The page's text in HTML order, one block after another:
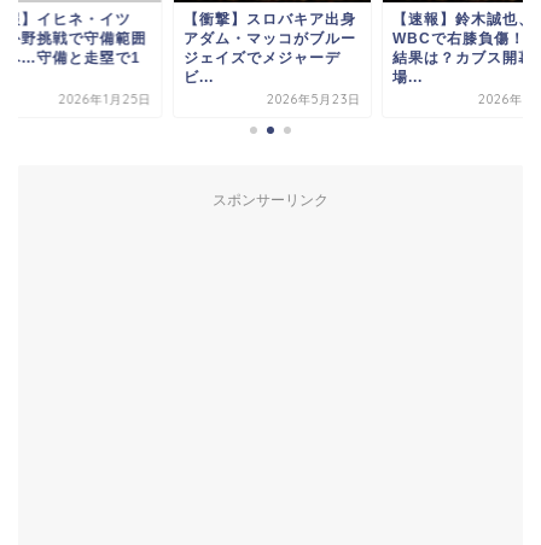
報】イヒネ・イツ
外野挑戦で守備範囲
へ…守備と走塁で1
2026年1月25日
【衝撃】スロバキア出身
アダム・マッコがブルー
ジェイズでメジャーデ
ビ...
2026年5月23日
【速報】鈴木誠也、
WBCで右膝負傷！
結果は？カブス開幕
場...
2026年3
スポンサーリンク